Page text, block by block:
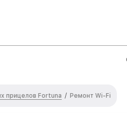
прицелов Fortuna / Ремонт Wi-Fi